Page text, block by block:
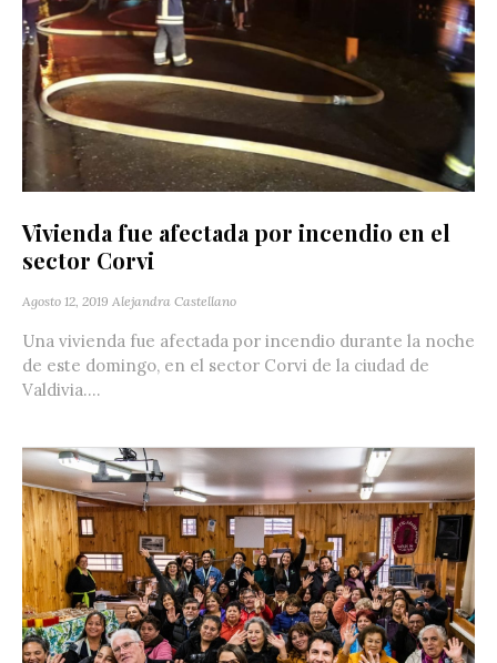
Vivienda fue afectada por incendio en el
sector Corvi
Agosto 12, 2019 Alejandra Castellano
Una vivienda fue afectada por incendio durante la noche
de este domingo, en el sector Corvi de la ciudad de
Valdivia....